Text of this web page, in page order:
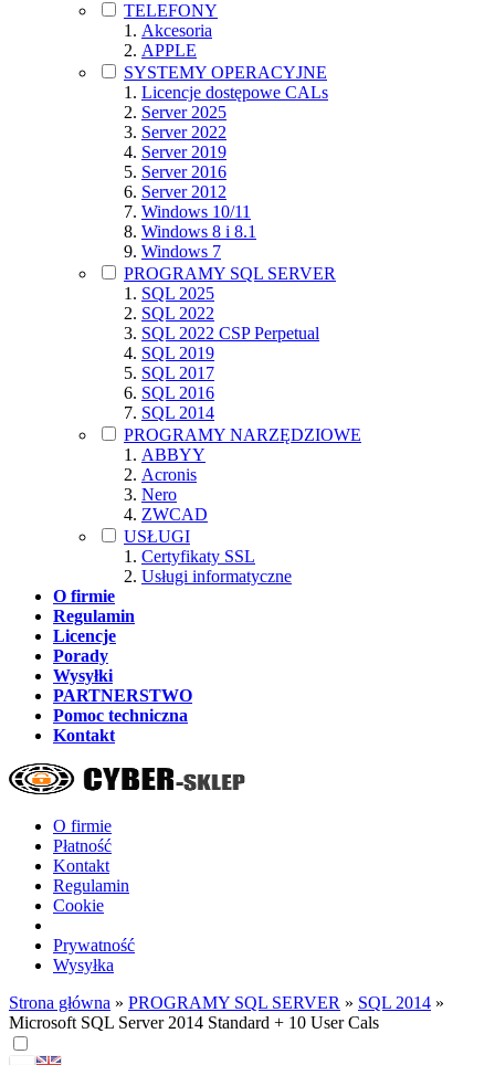
TELEFONY
Akcesoria
APPLE
SYSTEMY OPERACYJNE
Licencje dostępowe CALs
Server 2025
Server 2022
Server 2019
Server 2016
Server 2012
Windows 10/11
Windows 8 i 8.1
Windows 7
PROGRAMY SQL SERVER
SQL 2025
SQL 2022
SQL 2022 CSP Perpetual
SQL 2019
SQL 2017
SQL 2016
SQL 2014
PROGRAMY NARZĘDZIOWE
ABBYY
Acronis
Nero
ZWCAD
USŁUGI
Certyfikaty SSL
Usługi informatyczne
O firmie
Regulamin
Licencje
Porady
Wysyłki
PARTNERSTWO
Pomoc techniczna
Kontakt
O firmie
Płatność
Kontakt
Regulamin
Cookie
Prywatność
Wysyłka
Strona główna » PROGRAMY SQL SERVER » SQL 2014 »
Microsoft SQL Server 2014 Standard + 10 User Cals